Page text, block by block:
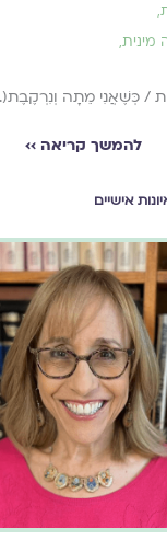
,
,
/ כְּשֶׁאֲנִי מֵתָה
להמשך קריאה ››
אישיים